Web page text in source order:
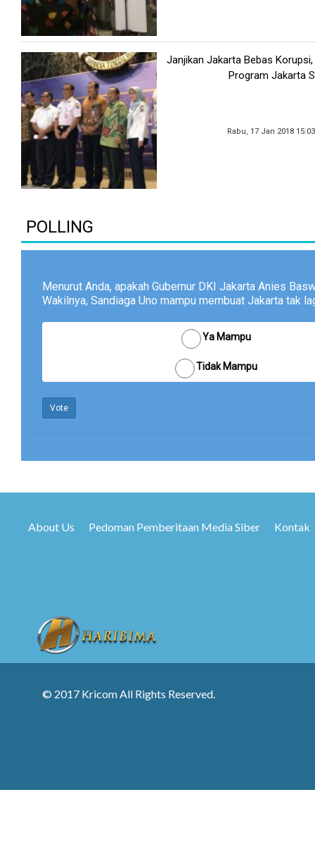
Janjikan Jakarta Bebas
Program Jakarta
Rabu, 17 Jan 2018
POLLING
Menurut Anda, apakah Gubernur DKI Jakarta Anies
Wakilnya, Sandiaga Uno mampu membuat Jakarta tak
Ya Mampu
Tidak Mampu
Vote
About Us Pedoman Pemberitaan Media Siber Kontak
© 2017 Kricom All Rights Reserved.